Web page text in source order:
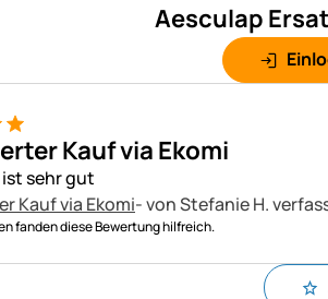
Aesculap
Kauf via Ekomi
sehr gut
Kauf via Ekomi- von Stefanie H.
fanden diese Bewertung hilfreich.